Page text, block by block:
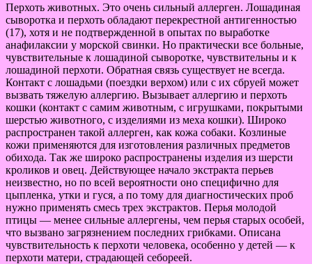
Перхоть животных. Это очень сильный аллерген. Лошадиная
сыворотка и перхоть обладают перекрестной антигенностью
(17), хотя и не подтвержденной в опытах по выработке
анафилаксии у морской свинки. Но практически все больные,
чувствительные к лошадиной сыворотке, чувствительны и к
лошадиной перхоти. Обратная связь существует не всегда.
Контакт с лошадьми (поездки верхом) или с их сбруей может
вызвать тяжелую аллергию. Вызывает аллергию и перхоть
кошки (контакт с самим животным, с игрушками, покрытыми
шерстью животного, с изделиями из меха кошки). Широко
распространен такой аллерген, как кожа собаки. Козлиные
кожи применяются для изготовления различных предметов
обихода. Так же широко распространены изделия из шерсти
кроликов и овец. Действующее начало экстракта перьев
неизвестно, но по всей вероятности оно специфично для
цыпленка, утки и гуся, а по тому для диагностических проб
нужно применять смесь трех экстрактов. Перья молодой
птицы — менее сильные аллергены, чем перья старых особей,
что вызвано загрязнением последних грибками. Описана
чувствительность к перхоти человека, особенно у детей — к
перхоти матери, страдающей себореей.